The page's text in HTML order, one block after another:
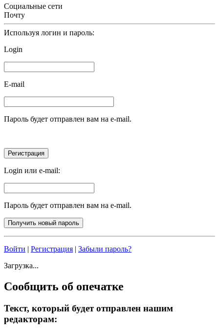
Социальные сети
Почту
Используя логин и пароль:
Login
E-mail
Пароль будет отправлен вам на e-mail.
Login или e-mail:
Пароль будет отправлен вам на e-mail.
Войти | Регистрация | Забыли пароль?
Загрузка...
Сообщить об опечатке
Текст, который будет отправлен нашим
редакторам: